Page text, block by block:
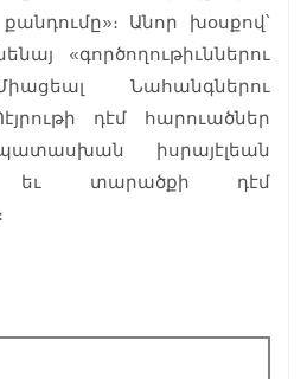
Անոր խօսքով՝
«գործողութիւններու
Նահանգներու
դէմ հարուածներ
իսրայէլեան
եւ տարածքի դէմ